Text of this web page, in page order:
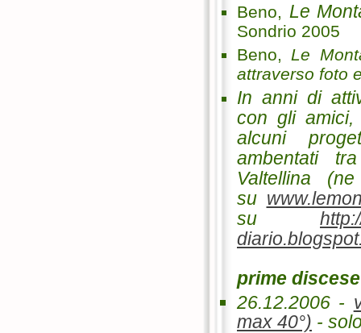
Beno, Le
Sondrio 2005
Beno, Le
attraverso foto
In anni di
con gli
alcuni
ambentati
Valtellina
su
su
prime
26.12.2006 -
max 40°) -